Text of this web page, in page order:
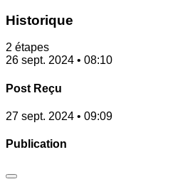
Historique
2 étapes
26 sept. 2024 • 08:10
Post Reçu
27 sept. 2024 • 09:09
Publication